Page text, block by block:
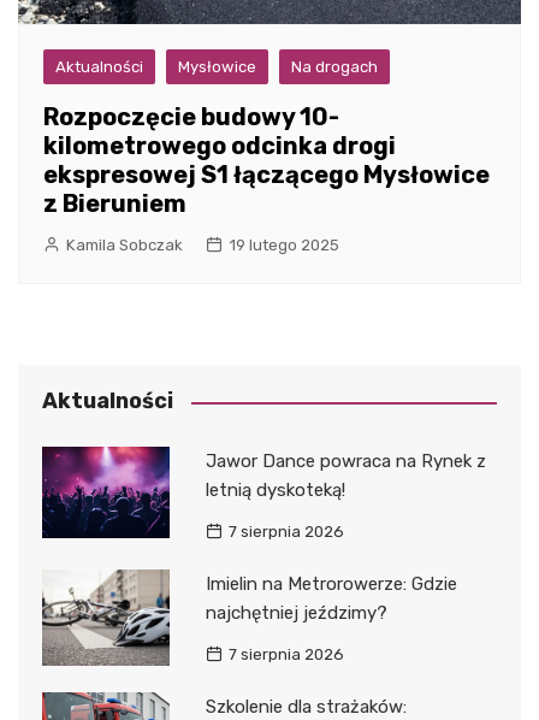
Aktualności Mysłowice Na drogach
Rozpoczęcie budowy 10-
kilometrowego odcinka drogi
ekspresowej S1 łączącego Mysłowice
z Bieruniem
Kamila Sobczak 19 lutego 2025
Aktualności
Jawor Dance powraca na Rynek z
letnią dyskoteką!
7 sierpnia 2026
Imielin na Metrorowerze: Gdzie
najchętniej jeździmy?
7 sierpnia 2026
Szkolenie dla strażaków: